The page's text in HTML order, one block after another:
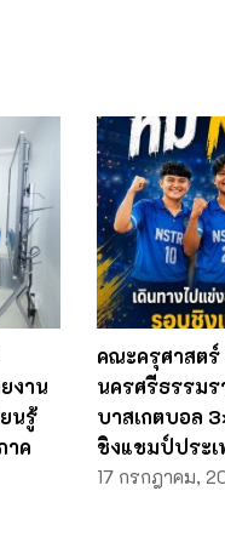
งาน
นรู้
าค
คณะครุศาสต
นครศรีธรรมร
บาสเกตบอล
ชิงแชมป์ประเ
17 กรกฎาคม,